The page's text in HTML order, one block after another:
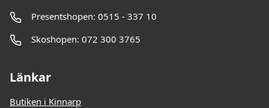
Presentshopen: 0515 - 337 10
Skoshopen: 072 300 3765
Länkar
Butiken i Kinnarp